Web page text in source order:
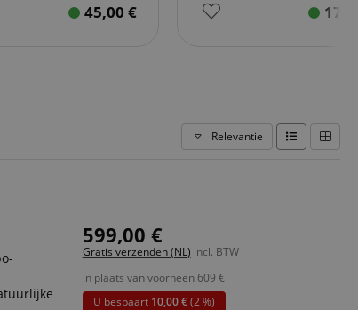
45,00 €
Relevantie
599,00 €
Gratis verzenden (NL) incl. BTW
in plaats van voorheen 609 €
U bespaart 10,00 €(2 %)